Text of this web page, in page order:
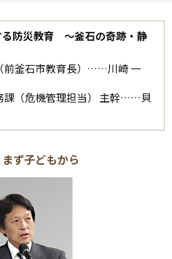
る防災教育 ～釜石の奇跡・静
前釜石市教育長）……川崎 一
課（危機管理担当） 主幹……貝
ず子どもから